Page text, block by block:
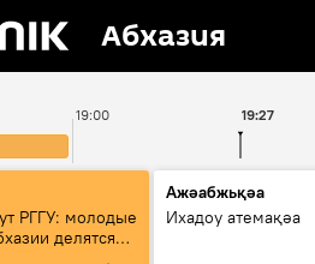
Абхазия
19:00 19:27
РГГУ: молодые
делятся
Ажәабжьқәа
Ихадоу атемақәа